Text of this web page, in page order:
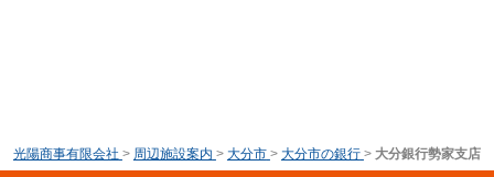
光陽商事有限会社 > 周辺施設案内 > 大分市 > 大分市の銀行 > 大分銀行勢家支店